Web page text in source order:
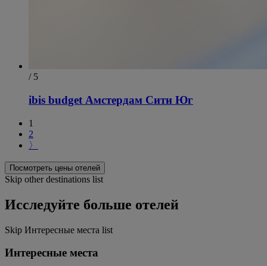
/ 5
ibis budget Амстердам Сити Юг
1
2
〉
Посмотреть цены отелей
Skip other destinations list
Исследуйте больше отелей
Skip Интересные места list
Интересные места